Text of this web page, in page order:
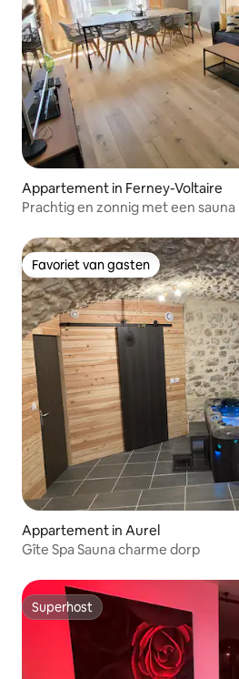
Appartement in Ferney-Voltaire
Prachtig en zonnig met een sauna
Favoriet van gasten
Favoriet van gasten
Appartement in Aurel
Gîte Spa Sauna charme dorp
Superhost
Superhost